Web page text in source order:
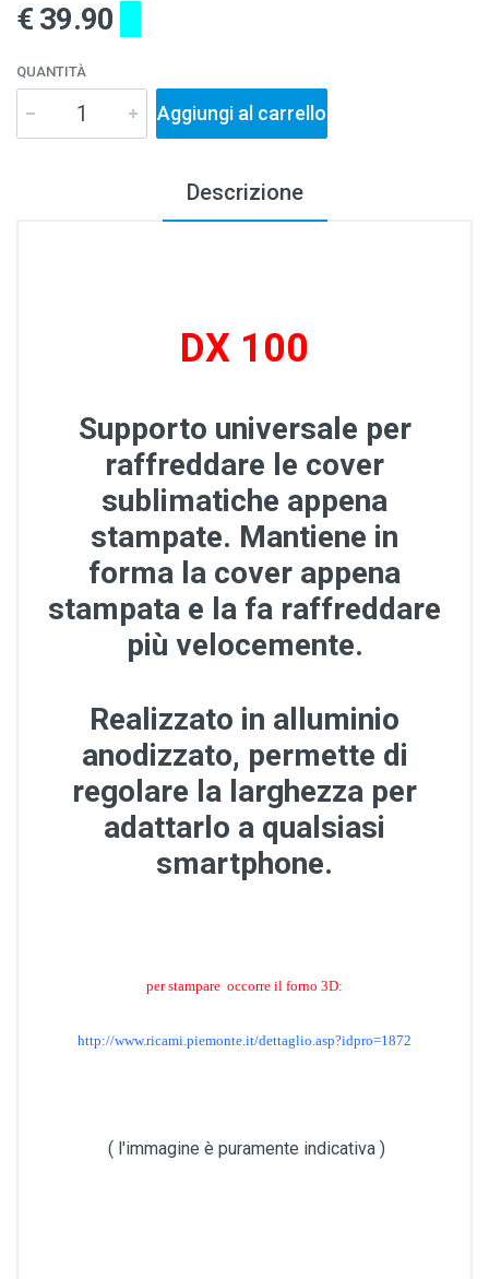
€ 39.90
QUANTITÀ
Aggiungi al carrello
Descrizione
DX 100
Supporto universale per
raffreddare le cover
sublimatiche appena
stampate. Mantiene in
forma la cover appena
stampata e la fa raffreddare
più velocemente.
Realizzato in alluminio
anodizzato, permette di
regolare la larghezza per
adattarlo a qualsiasi
smartphone.
per stampare occorre il forno 3D:
http://www.ricami.piemonte.it/dettaglio.asp?idpro=1872
( l'immagine è puramente indicativa )